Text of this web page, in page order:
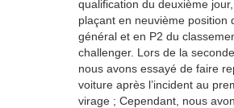
qualification du deuxième
plaçant en neuvième position
général et en P2 du
challenger. Lors de la
nous avons essayé de faire
voiture après l’incident au
virage ; Cependant, nous